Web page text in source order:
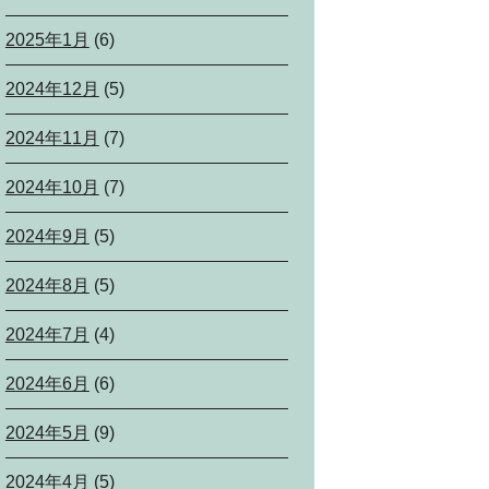
2025年1月 (6)
2024年12月 (5)
2024年11月 (7)
2024年10月 (7)
2024年9月 (5)
2024年8月 (5)
2024年7月 (4)
2024年6月 (6)
2024年5月 (9)
2024年4月 (5)